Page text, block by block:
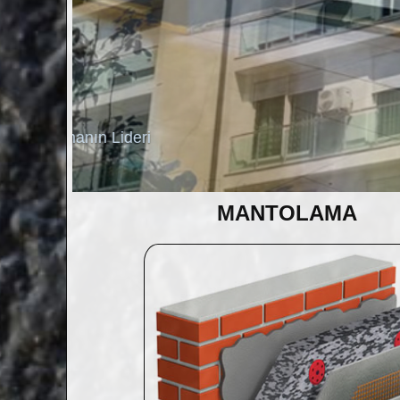
MANTOLAMA